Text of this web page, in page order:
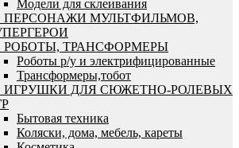
Модели для склеивания
ПЕРСОНАЖИ МУЛЬТФИЛЬМОВ,
РОБОТЫ, ТРАНСФОРМЕРЫ
Роботы р/у и электрифицированные
Трансформеры,тобот
ИГРУШКИ ДЛЯ СЮЖЕТНО-РОЛЕВЫХ
Бытовая техника
Коляски, дома, мебель, кареты